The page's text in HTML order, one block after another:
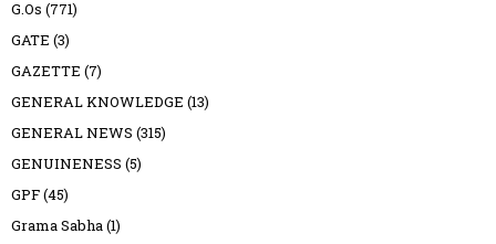
G.Os (771)
GATE (3)
GAZETTE (7)
GENERAL KNOWLEDGE (13)
GENERAL NEWS (315)
GENUINENESS (5)
GPF(45)
Grama Sabha(1)